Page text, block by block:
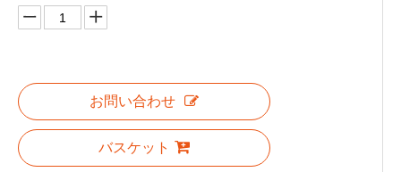
お問い合わせ
バスケット